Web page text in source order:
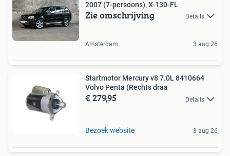
2007 (7-persoons), X-130-FL
Zie omschrijving Details
Amsterdam 3 aug 26
Startmotor Mercury v8 7.0L 8410664
Volvo Penta (Rechts draa
€ 279,95 Details
Bezoek website 3 aug 26